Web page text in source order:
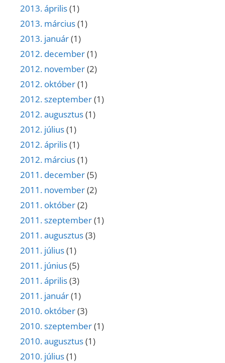
2013. április(1)
2013. március(1)
2013. január(1)
2012. december(1)
2012. november(2)
2012. október(1)
2012. szeptember(1)
2012. augusztus(1)
2012. július(1)
2012. április(1)
2012. március(1)
2011. december(5)
2011. november(2)
2011. október(2)
2011. szeptember(1)
2011. augusztus(3)
2011. július(1)
2011. június(5)
2011. április(3)
2011. január(1)
2010. október(3)
2010. szeptember(1)
2010. augusztus(1)
2010. július(1)